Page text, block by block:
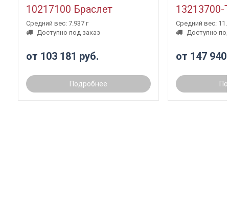
10217100 Браслет
Средний вес: 7.937 г
Доступно под заказ
от 103 181 руб.
Подробнее
13213700-
Средний вес:
Доступно
от 147 940